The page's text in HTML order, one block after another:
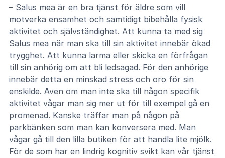
– Salus mea är en bra tjänst för äldre som vill
motverka ensamhet och samtidigt bibehålla fysisk
aktivitet och självständighet. Att kunna ta med sig
Salus mea när man ska till sin aktivitet innebär ökad
trygghet. Att kunna larma eller skicka en förfrågan
till sin anhörig om att bli ledsagad. För den anhörige
innebär detta en minskad stress och oro för sin
enskilde. Även om man inte ska till någon specifik
aktivitet vågar man sig mer ut för till exempel gå en
promenad. Kanske träffar man på någon på
parkbänken som man kan konversera med. Man
vågar gå till den lilla butiken för att handla lite mjölk.
För de som har en lindrig kognitiv svikt kan vår tjänst